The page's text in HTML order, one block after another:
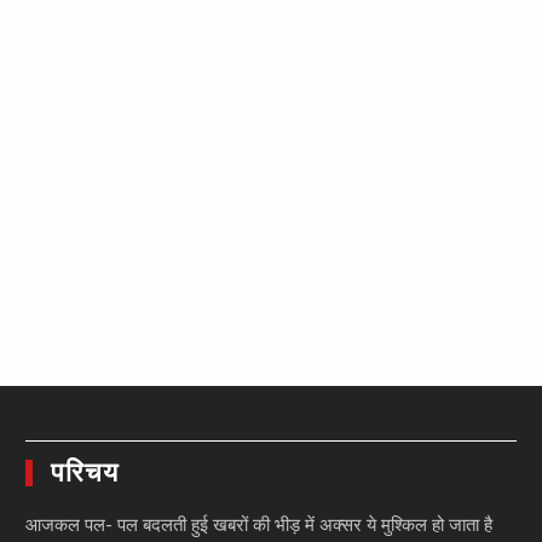
परिचय
आजकल पल- पल बदलती हुई खबरों की भीड़ में अक्सर ये मुश्किल हो जाता है